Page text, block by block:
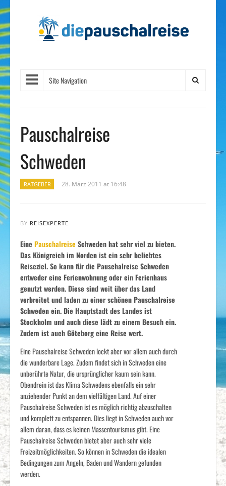
Site Navigation
Pauschalreise
Schweden
RATGEBER 28. März 2011 at 16:48
BY REISEXPERTE
Eine Pauschalreise Schweden hat sehr viel zu bieten.
Das Königreich im Norden ist ein sehr beliebtes
Reiseziel. So kann für die Pauschalreise Schweden
entweder eine Ferienwohnung oder ein Ferienhaus
genutzt werden. Diese sind weit über das Land
verbreitet und laden zu einer schönen Pauschalreise
Schweden ein. Die Hauptstadt des Landes ist
Stockholm und auch diese lädt zu einem Besuch ein.
Zudem ist auch Göteborg eine Reise wert.
Eine Pauschalreise Schweden lockt aber vor allem auch durch
die wunderbare Lage. Zudem findet sich in Schweden eine
unberührte Natur, die ursprünglicher kaum sein kann.
Obendrein ist das Klima Schwedens ebenfalls ein sehr
anziehender Punkt an dem vielfältigen Land. Auf einer
Pauschalreise Schweden ist es möglich richtig abzuschalten
und komplett zu entspannen. Dies liegt in Schweden auch vor
allem daran, dass es keinen Massentourismus gibt. Eine
Pauschalreise Schweden bietet aber auch sehr viele
Freizeitmöglichkeiten. So können in Schweden die idealen
Bedingungen zum Angeln, Baden und Wandern gefunden
werden.